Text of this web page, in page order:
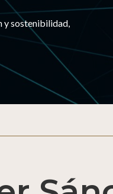
y sostenibilidad,